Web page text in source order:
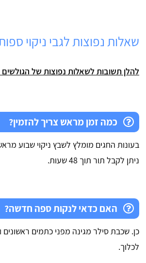
שאלות נפוצות לגבי ניקוי
להלן תשובות לשאלות נפוצות של הגולשים
כמה זמן מראש צריך להזמין?
בעונות החגים מומלץ לשבץ ניקוי שבוע
ניתן לקבל תור תוך 48 שעות.
האם כדאי לנקות ספה חדשה?
כן. שכבת סילר מגינה מפני כתמים
לכלוך.